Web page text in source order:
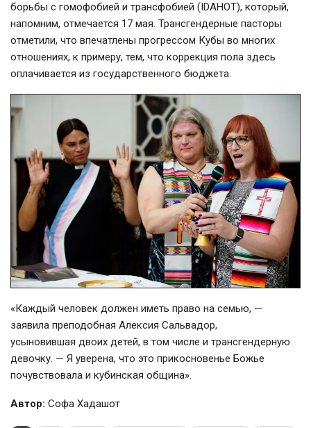
борьбы с гомофобией и трансфобией (IDAHOT), который,
напомним, отмечается 17 мая. Трансгендерные пасторы
отметили, что впечатлены прогрессом Кубы во многих
отношениях, к примеру, тем, что коррекция пола здесь
оплачивается из государственного бюджета.
«Каждый человек должен иметь право на семью, —
заявила преподобная Алексия Сальвадор,
усыновившая двоих детей, в том числе и трансгендерную
девочку. — Я уверена, что это прикосновенье Божье
почувствовала и кубинская община».
Автор: Софа Хадашот